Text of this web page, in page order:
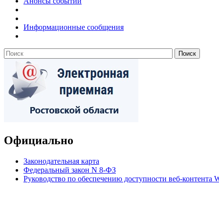
Информационные сообщения
Официально
Законодательная карта
Федеральный закон N 8-ФЗ
Руководство по обеспечению доступности веб-контента